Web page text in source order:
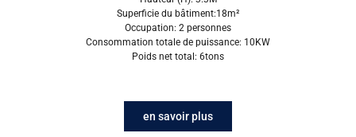
Superficie du bâtiment:18m²
Occupation: 2 personnes
Consommation totale de puissance: 10KW
Poids net total: 6tons
en savoir plus